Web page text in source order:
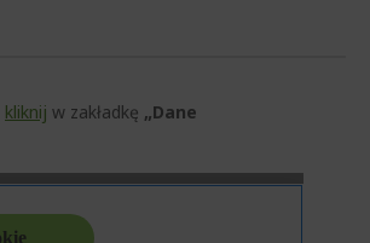
kliknij w zakładkę „Dane